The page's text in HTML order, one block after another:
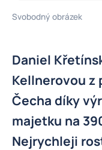
Svobodný obrázek
Daniel
Kellnerovou z
Čecha díky
majetku na
Nejrychleji